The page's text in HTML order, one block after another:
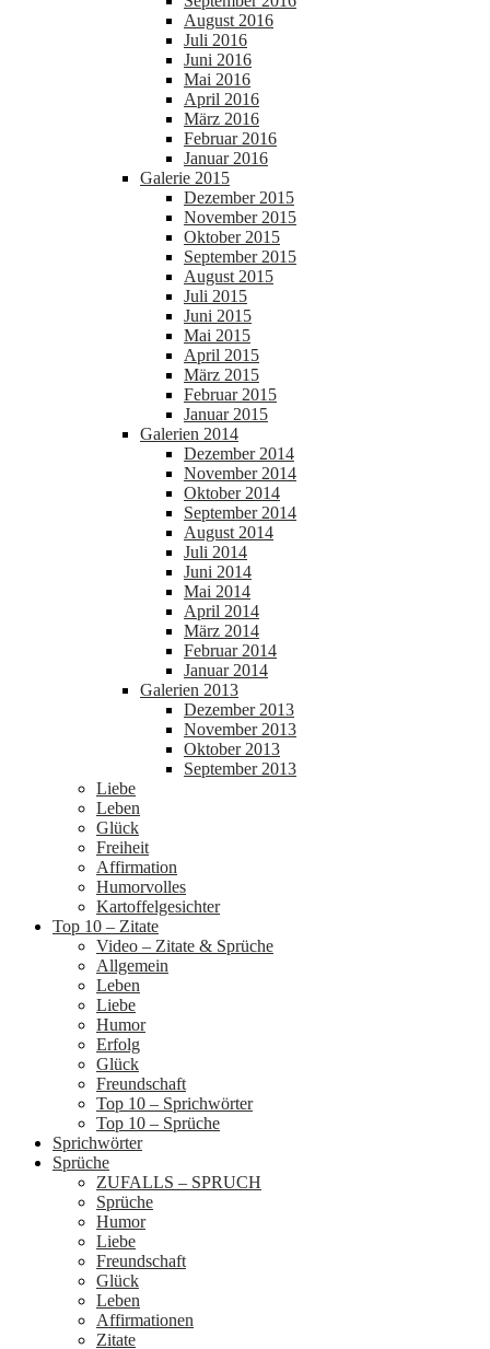
August 2016
Juli 2016
Juni 2016
Mai 2016
April 2016
März 2016
Februar 2016
Januar 2016
Galerie 2015
Dezember 2015
November 2015
Oktober 2015
September 2015
August 2015
Juli 2015
Juni 2015
Mai 2015
April 2015
März 2015
Februar 2015
Januar 2015
Galerien 2014
Dezember 2014
November 2014
Oktober 2014
September 2014
August 2014
Juli 2014
Juni 2014
Mai 2014
April 2014
März 2014
Februar 2014
Januar 2014
Galerien 2013
Dezember 2013
November 2013
Oktober 2013
September 2013
Liebe
Leben
Glück
Freiheit
Affirmation
Humorvolles
Kartoffelgesichter
Top 10 – Zitate
Video – Zitate & Sprüche
Allgemein
Leben
Liebe
Humor
Erfolg
Glück
Freundschaft
Top 10 – Sprichwörter
Top 10 – Sprüche
Sprichwörter
Sprüche
ZUFALLS – SPRUCH
Sprüche
Humor
Liebe
Freundschaft
Glück
Leben
Affirmationen
Zitate